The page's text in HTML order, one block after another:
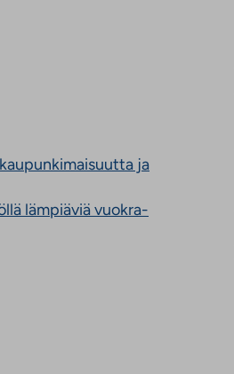
ja
lämpiäviä vuokra-